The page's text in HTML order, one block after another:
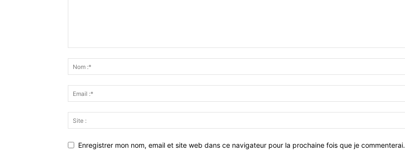
Enregistrer mon nom, email et site web dans ce navigateur pour la prochaine fois que je commenterai.